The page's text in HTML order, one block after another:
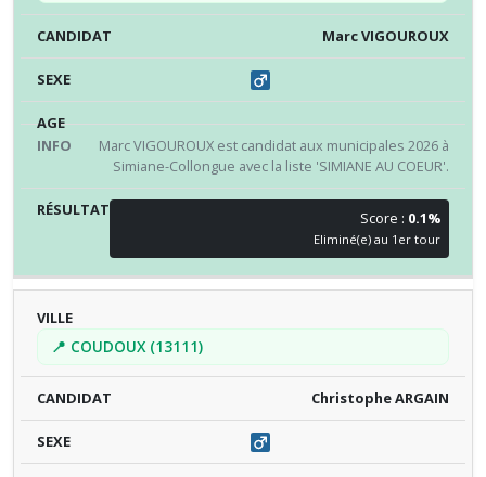
Marc VIGOUROUX
Marc VIGOUROUX est candidat aux municipales 2026 à
Simiane-Collongue avec la liste 'SIMIANE AU COEUR'.
Score : 0.1%
Eliminé(e) au 1er tour
📍 COUDOUX (13111)
Christophe ARGAIN